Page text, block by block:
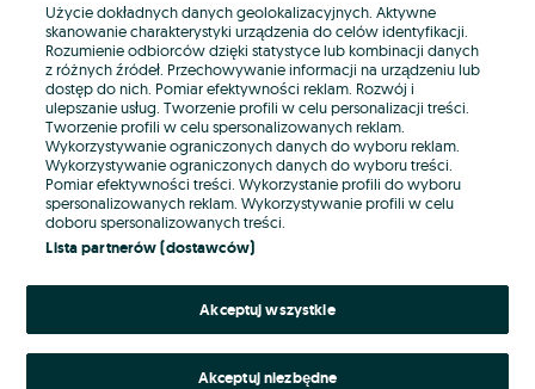
E-mail
Hasło
Nie pamiętasz hasła?
Zaloguj się
Użycie dokładnych danych geolokalizacyjnych. Aktywne
skanowanie charakterystyki urządzenia do celów identyfikacji.
Rozumienie odbiorców dzięki statystyce lub kombinacji danych
z różnych źródeł. Przechowywanie informacji na urządzeniu lub
dostęp do nich. Pomiar efektywności reklam. Rozwój i
ulepszanie usług. Tworzenie profili w celu personalizacji treści.
Tworzenie profili w celu spersonalizowanych reklam.
Wykorzystywanie ograniczonych danych do wyboru reklam.
Wykorzystywanie ograniczonych danych do wyboru treści.
Pomiar efektywności treści. Wykorzystanie profili do wyboru
spersonalizowanych reklam. Wykorzystywanie profili w celu
doboru spersonalizowanych treści.
Lista partnerów (dostawców)
Akceptuj wszystkie
Akceptuj niezbędne